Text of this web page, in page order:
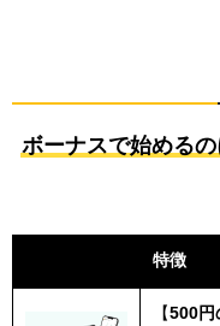
価格変動がなく、保
裏付け資産の信用が
ボーナスで始める
特徴
【500円